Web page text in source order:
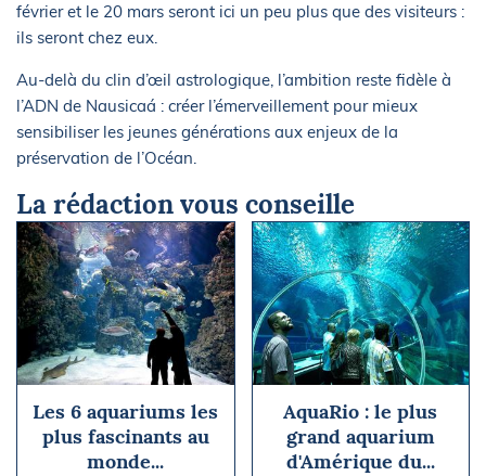
février et le 20 mars seront ici un peu plus que des visiteurs :
ils seront chez eux.
Au-delà du clin d’œil astrologique, l’ambition reste fidèle à
l’ADN de Nausicaá : créer l’émerveillement pour mieux
sensibiliser les jeunes générations aux enjeux de la
préservation de l’Océan.
La rédaction vous conseille
Les 6 aquariums les
plus fascinants au
monde...
AquaRio : le plus
grand aquarium
d'Amérique du...